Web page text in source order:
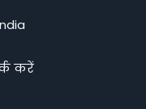
करें